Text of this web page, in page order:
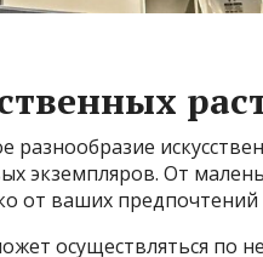
экземпляров. От
от ваших предпочтений
осуществляться по